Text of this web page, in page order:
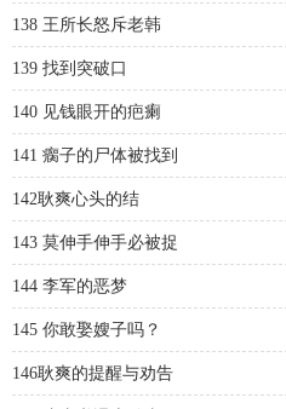
138 王所长怒斥老韩
139 找到突破口
140 见钱眼开的疤瘌
141 瘸子的尸体被找到
142耿爽心头的结
143 莫伸手伸手必被捉
144 李军的恶梦
145 你敢娶嫂子吗？
146耿爽的提醒与劝告